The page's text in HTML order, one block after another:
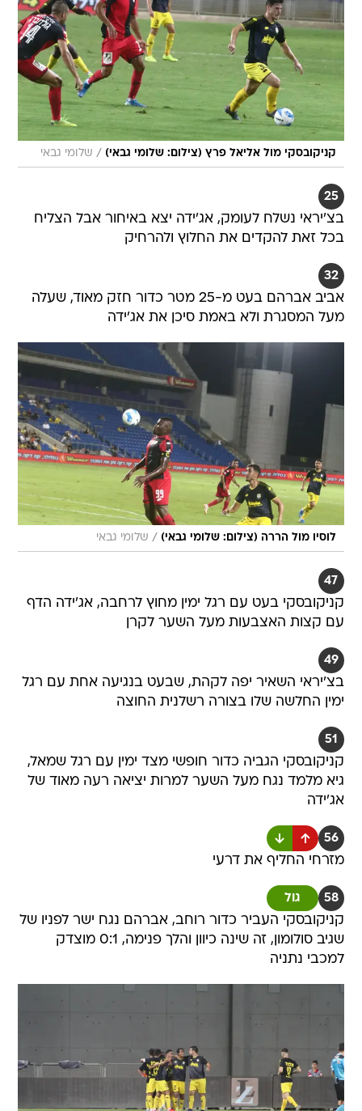
קניקובסקי מול אליאל פרץ (צילום: שלומי גבאי) / שלומי גבאי
25
בצ'יראי נשלח לעומק, אג'ידה יצא באיחור אבל הצליח
בכל זאת להקדים את החלוץ ולהרחיק
32
אביב אברהם בעט מ-25 מטר כדור חזק מאוד, שעלה
מעל המסגרת ולא באמת סיכן את אג'ידה
לוסיו מול הררה (צילום: שלומי גבאי) / שלומי גבאי
47
קניקובסקי בעט עם רגל ימין מחוץ לרחבה, אג'ידה הדף
עם קצות האצבעות מעל השער לקרן
49
בצ'יראי השאיר יפה לקהת, שבעט בנגיעה אחת עם רגל
ימין החלשה שלו בצורה רשלנית החוצה
51
קניקובסקי הגביה כדור חופשי מצד ימין עם רגל שמאל,
גיא מלמד נגח מעל השער למרות יציאה רעה מאוד של
אג'ידה
56
מזרחי החליף את דרעי
58 גול
קניקובסקי העביר כדור רוחב, אברהם נגח ישר לפניו של
שגיב סולומון, זה שינה כיוון והלך פנימה, 0:1 מוצדק
למכבי נתניה